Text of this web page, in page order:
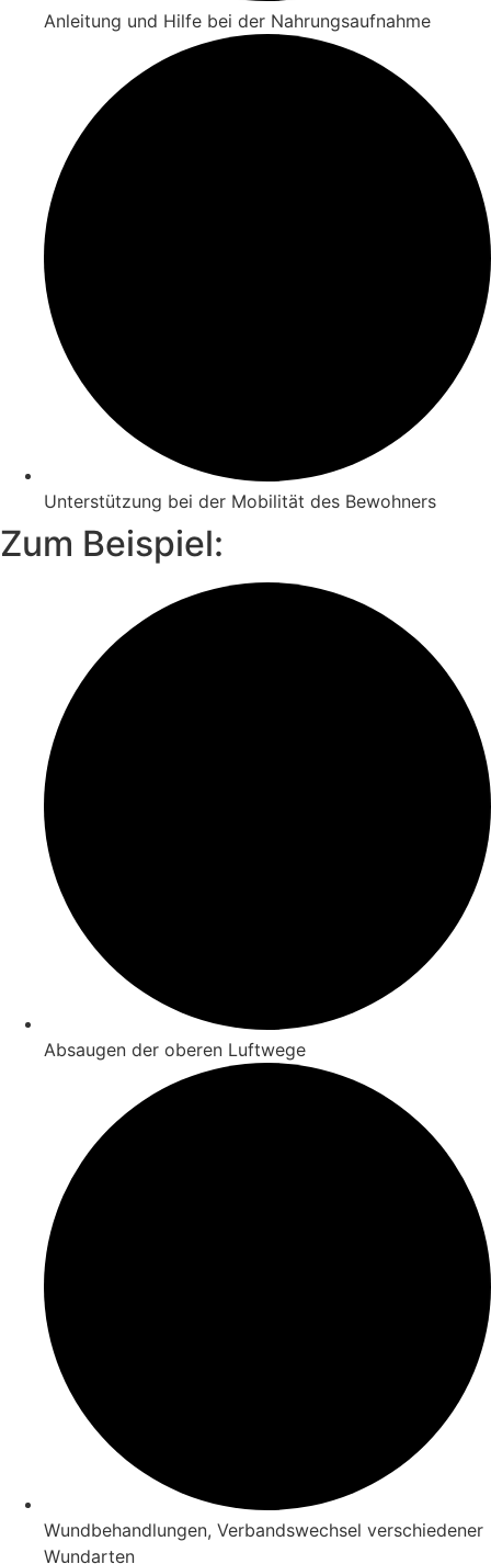
Anleitung und Hilfe bei der Nahrungsaufnahme
Unterstützung bei der Mobilität des Bewohners
Zum Beispiel:
Absaugen der oberen Luftwege
Wundbehandlungen, Verbandswechsel verschiedener
Wundarten